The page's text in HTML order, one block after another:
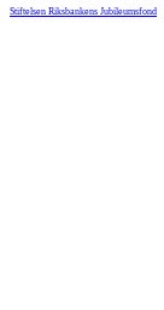
Stiftelsen Riksbankens Jubileumsfond